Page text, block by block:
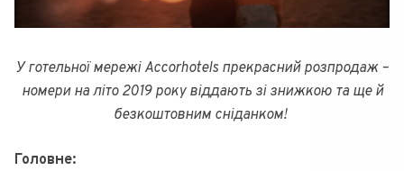
У готельної мережі Accorhotels прекрасний розпродаж –
номери на літо 2019 року віддають зі знижкою та ще й
безкоштовним сніданком!
Головне: